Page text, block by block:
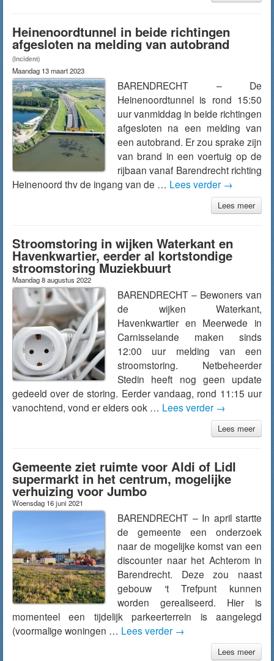
Heinenoordtunnel in beide richtingen
afgesloten na melding van autobrand
(Incident)
Maandag 13 maart 2023
BARENDRECHT – De
Heinenoordtunnel is rond 15:50
uur vanmiddag in beide richtingen
afgesloten na een melding van
een autobrand. Er zou sprake zijn
van brand in een voertuig op de
rijbaan vanaf Barendrecht richting
Heinenoord thv de ingang van de … Lees verder →
Lees meer
Stroomstoring in wijken Waterkant en
Havenkwartier, eerder al kortstondige
stroomstoring Muziekbuurt
Maandag 8 augustus 2022
BARENDRECHT – Bewoners van
de wijken Waterkant,
Havenkwartier en Meerwede in
Carnisselande maken sinds
12:00 uur melding van een
stroomstoring. Netbeheerder
Stedin heeft nog geen update
gedeeld over de storing. Eerder vandaag, rond 11:15 uur
vanochtend, vond er elders ook … Lees verder →
Lees meer
Gemeente ziet ruimte voor Aldi of Lidl
supermarkt in het centrum, mogelijke
verhuizing voor Jumbo
Woensdag 16 juni 2021
BARENDRECHT – In april startte
de gemeente een onderzoek
naar de mogelijke komst van een
discounter naar het Achterom in
Barendrecht. Deze zou naast
gebouw ‘t Trefpunt kunnen
worden gerealiseerd. Hier is
momenteel een tijdelijk parkeerterrein is aangelegd
(voormalige woningen … Lees verder →
Lees meer